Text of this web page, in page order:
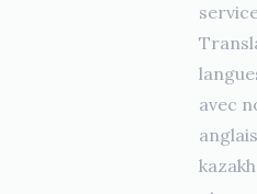
avec